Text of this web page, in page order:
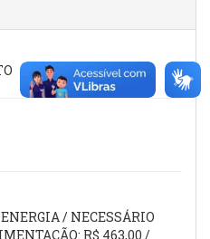
/ NECESSÁRIO
R$ 463,00 /